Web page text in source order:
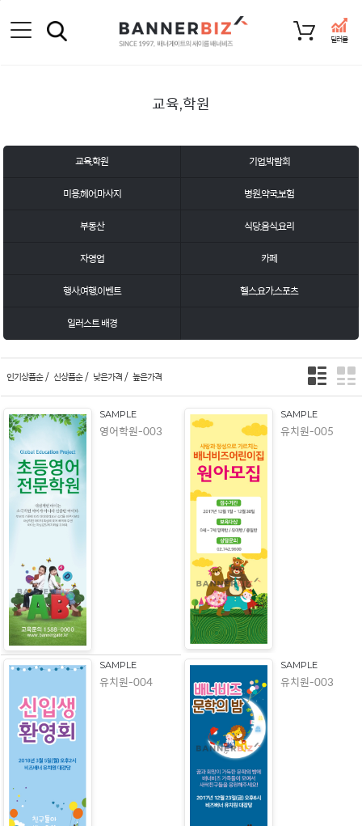
딜러몰
교육,학원
교육,학원 기업,박람회
미용,헤어,마사지 병원,약국,보험
부동산 식당,음식,요리
자영업 카페
행사,여행,이벤트 헬스,요가,스포츠
일러스트 배경
인기상품순/ 신상품순/ 낮은가격/ 높은가격
SAMPLE
영어학원-003
SAMPLE
유치원-005
SAMPLE
유치원-004
SAMPLE
유치원-003